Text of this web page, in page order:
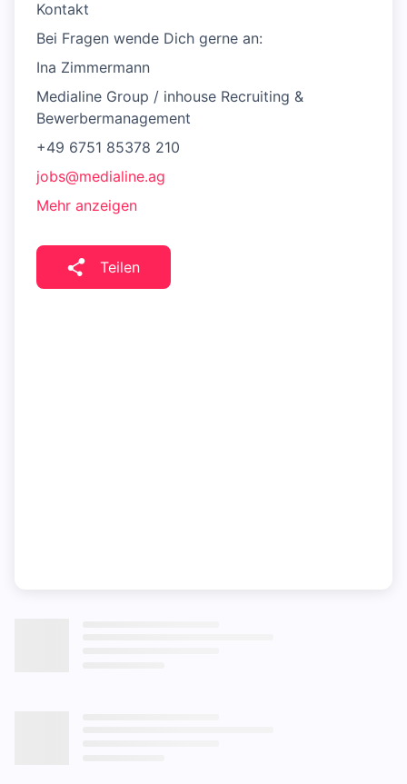
Kontakt
Bei Fragen wende Dich gerne an:
Ina Zimmermann
Medialine Group / inhouse Recruiting &
Bewerbermanagement
+49 6751 85378 210
jobs@medialine.ag
Mehr anzeigen
Teilen